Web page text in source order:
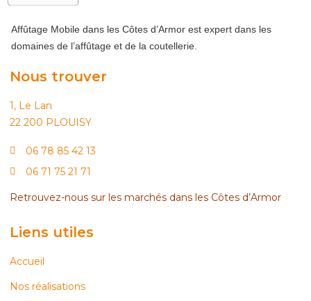
Affûtage Mobile dans les Côtes d’Armor est expert dans les
domaines de l’affûtage et de la coutellerie.
Nous trouver
1, Le Lan
22 200 PLOUISY
06 78 85 42 13
06 71 75 21 71
Retrouvez-nous sur les marchés dans les Côtes d’Armor
Liens utiles
Accueil
Nos réalisations